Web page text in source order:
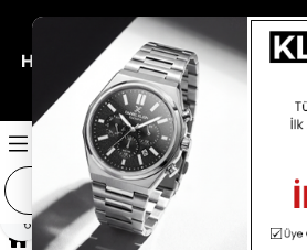
Her 3.000TL'ye 500TL Hediye
Ana Sayfa Saatler Erkek Saat
Paylaş